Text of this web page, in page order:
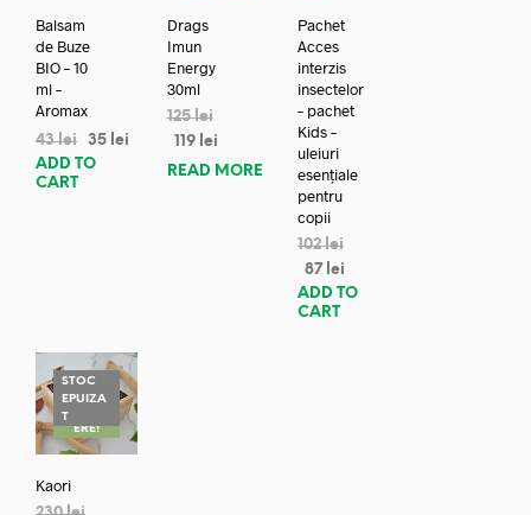
Balsam
de Buze
BIO – 10
ml –
Aromax
43lei 35 lei
ADD TO
CART
Drags
Imun
Energy
30ml
125lei
119 lei
READ MORE
Pachet
Acces
interzis
insectelor
– pachet
Kids –
uleiuri
esențiale
pentru
copii
102lei
87 lei
ADD TO
CART
STOC
EPUIZA
TREDUC
ERE!
Kaori